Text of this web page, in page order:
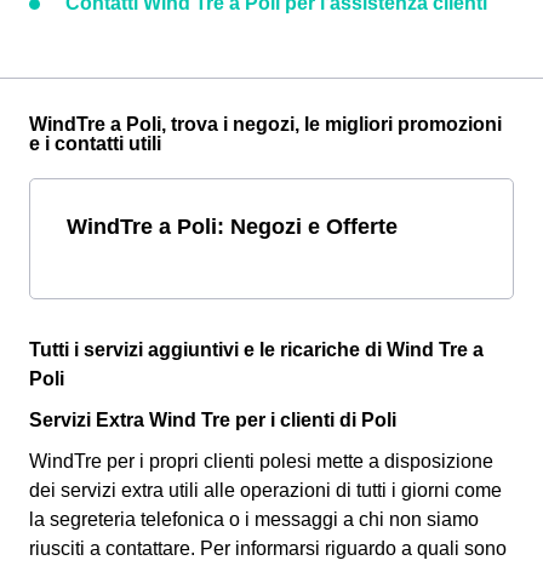
WindTre a Poli, trova i negozi, le migliori promozioni
e i contatti utili
WindTre a Poli: Negozi e Offerte
Tutti i servizi aggiuntivi e le ricariche di Wind Tre a
Poli
Servizi Extra Wind Tre per i clienti di Poli
WindTre per i propri clienti polesi mette a disposizione
dei servizi extra utili alle operazioni di tutti i giorni come
la segreteria telefonica o i messaggi a chi non siamo
riusciti a contattare. Per informarsi riguardo a quali sono